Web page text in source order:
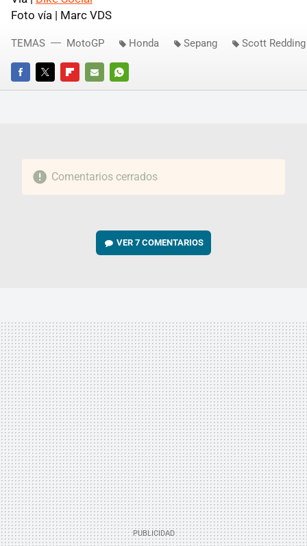
Foto vía | Marc VDS
FACEBOOKTWITTERFLIPBOARD
E-
WHATSAPP
TEMAS MotoGP Honda Sepang Scott Redding
Comentarios cerrados
VER7 COMENTARIOS